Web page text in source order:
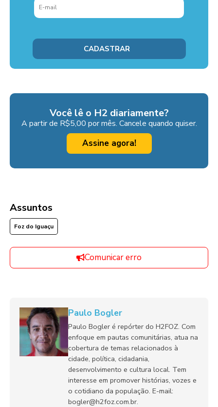
Você lê o H2 diariamente?
A partir de R$5,00 por mês. Cancele quando quiser.
Assine agora!
Assuntos
Foz do Iguaçu
Comunicar erro
Paulo Bogler
Paulo Bogler é repórter do H2FOZ. Com
enfoque em pautas comunitárias, atua na
cobertura de temas relacionados à
cidade, política, cidadania,
desenvolvimento e cultura local. Tem
interesse em promover histórias, vozes e
o cotidiano da população. E-mail:
bogler@h2foz.com.br.